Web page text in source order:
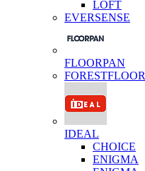
LOFT
EVERSENSE
FLOORPAN
FORESTFLOOR
IDEAL
CHOICE
ENIGMA